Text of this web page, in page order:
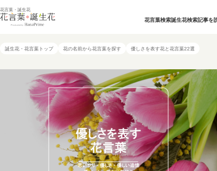
花言葉・誕生花
花言葉検索誕生花検索記事を
誕生花・花言葉トップ 花の名前から花言葉を探す 優しさを表す花と花言葉22選